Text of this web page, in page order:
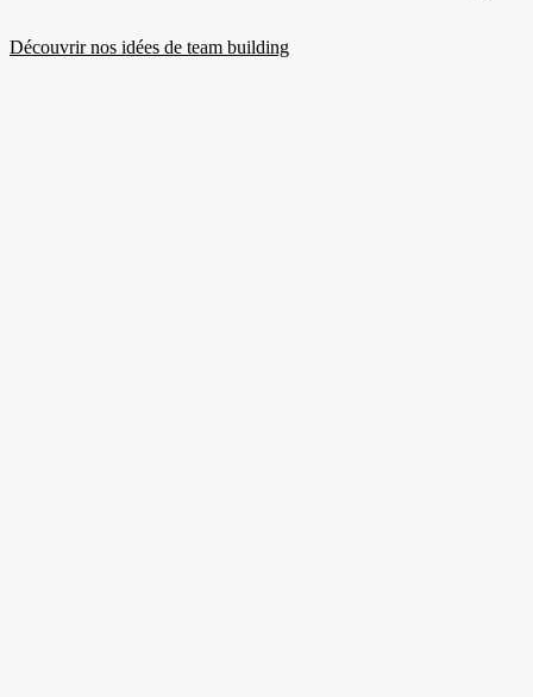
Découvrir nos idées de team building